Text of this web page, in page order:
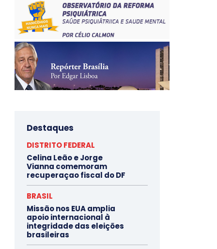
Destaques
DISTRITO FEDERAL
Celina Leão e Jorge
Vianna comemoram
recuperaçao fiscal do DF
BRASIL
Missão nos EUA amplia
apoio internacional à
integridade das eleições
brasileiras